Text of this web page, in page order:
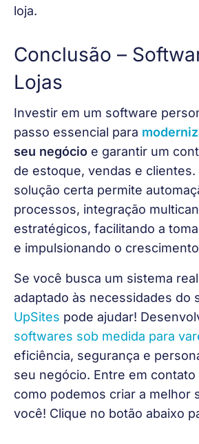
loja.
Conclusão –
Lojas
Investir em um software
passo essencial para
seu negócio e garantir um
de estoque, vendas e clientes.
solução certa permite
processos, integração
estratégicos, facilitando a
e impulsionando o
Se você busca um sistema
adaptado às necessidades do
UpSites pode ajudar!
softwares sob medida para
eficiência, segurança e
seu negócio. Entre em
como podemos criar a melhor
você! Clique no botão abaixo